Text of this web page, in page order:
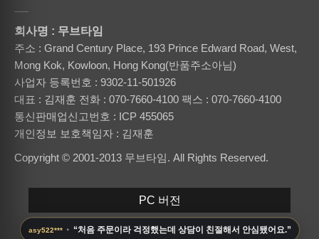
asy522*** · “처음 주문이라 걱정했는데 상담이 친절해서 안심됐어요.”
회사명 : 무브타임
주소 : Grand Century Place, 193 Prince Edward Road, West,
Mong Kok, Kowloon, Hong Kong(반품주소아님)
사업자 등록번호 : 9302-11-501926
대표 : 김재훈 전화 : 070-7660-4100 팩스 : 070-7660-4100
통신판매업신고번호 : ICP 455065
개인정보 보호책임자 : 김재훈
Copyright © 2001-2013 무브타임. All Rights Reserved.
PC 버전